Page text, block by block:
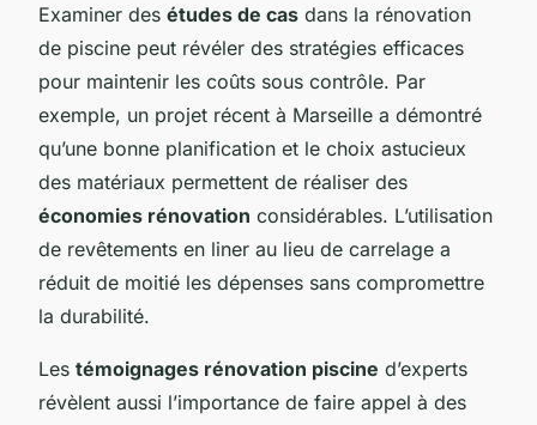
Examiner des études de cas dans la rénovation
de piscine peut révéler des stratégies efficaces
pour maintenir les coûts sous contrôle. Par
exemple, un projet récent à Marseille a démontré
qu’une bonne planification et le choix astucieux
des matériaux permettent de réaliser des
économies rénovation considérables. L’utilisation
de revêtements en liner au lieu de carrelage a
réduit de moitié les dépenses sans compromettre
la durabilité.
Les témoignages rénovation piscine d’experts
révèlent aussi l’importance de faire appel à des